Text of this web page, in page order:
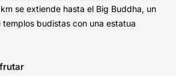
se extiende hasta el Big Buddha, un
budistas con una estatua